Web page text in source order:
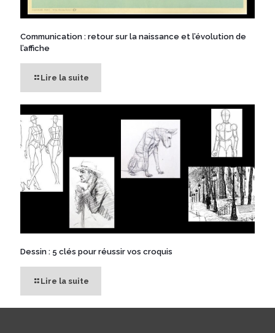
Communication : retour sur la naissance et l’évolution de
l’affiche
Lire la suite
Dessin : 5 clés pour réussir vos croquis
Lire la suite